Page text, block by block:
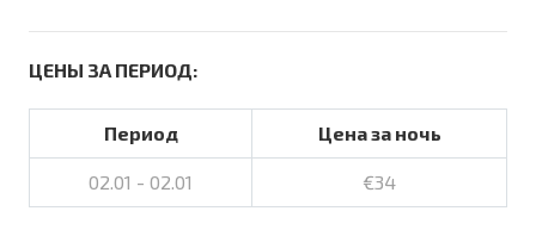
ЦЕНЫ ЗА ПЕРИОД:
Период Цена за ночь
02.01 - 02.01 €34